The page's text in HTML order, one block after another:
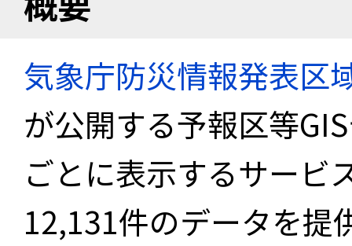
気象庁防災情報発表区
が公開する予報区等
ごとに表示するサービ
12,131件のデータを提